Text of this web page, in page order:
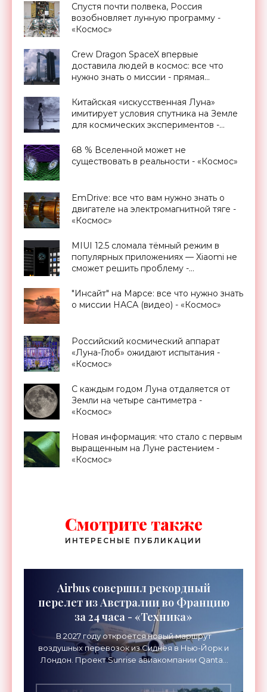
Спустя почти полвека, Россия
возобновляет лунную программу -
«Космос»
Crew Dragon SpaceX впервые
доставила людей в космос: все что
нужно знать о миссии - прямая
Китайская «искусственная Луна»
имитирует условия спутника на Земле
для космических экспериментов -
68 % Вселенной может не
существовать в реальности - «Космос»
EmDrive: все что вам нужно знать о
двигателе на электромагнитной тяге -
«Космос»
MIUI 12.5 сломала тёмный режим в
популярных приложениях — Xiaomi не
сможет решить проблему -
"Инсайт" на Марсе: все что нужно знать
о миссии НАСА (видео) - «Космос»
Российский космический аппарат
«Луна-Глоб» ожидают испытания -
«Космос»
С каждым годом Луна отдаляется от
Земли на четыре сантиметра -
«Космос»
Новая информация: что стало с первым
выращенным на Луне растением -
«Космос»
Смотрите также
ИНТЕРЕСНЫЕ ПУБЛИКАЦИИ
Airbus совершил рекордный
перелет из Австралии во Францию
за 24 часа - «Техника»
В 2027 году откроется новый маршрут
воздушных перевозок из Сиднея в Нью-Йорк и
Лондон. Проект Sunrise авиакомпании Qantas
длительностью до 24